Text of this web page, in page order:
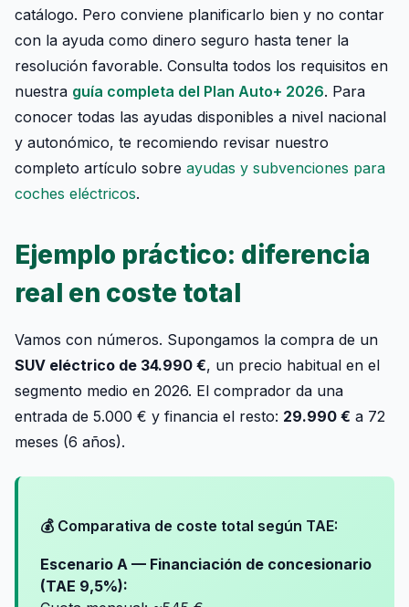
catálogo. Pero conviene planificarlo bien y no contar
con la ayuda como dinero seguro hasta tener la
resolución favorable. Consulta todos los requisitos en
nuestra guía completa del Plan Auto+ 2026. Para
conocer todas las ayudas disponibles a nivel nacional
y autonómico, te recomiendo revisar nuestro
completo artículo sobre ayudas y subvenciones para
coches eléctricos.
Ejemplo práctico: diferencia
real en coste total
Vamos con números. Supongamos la compra de un
SUV eléctrico de 34.990 €, un precio habitual en el
segmento medio en 2026. El comprador da una
entrada de 5.000 € y financia el resto: 29.990 € a 72
meses (6 años).
💰 Comparativa de coste total según TAE:
Escenario A — Financiación de concesionario
(TAE 9,5%):